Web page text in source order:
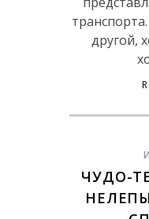
другой,
ЧУДО-